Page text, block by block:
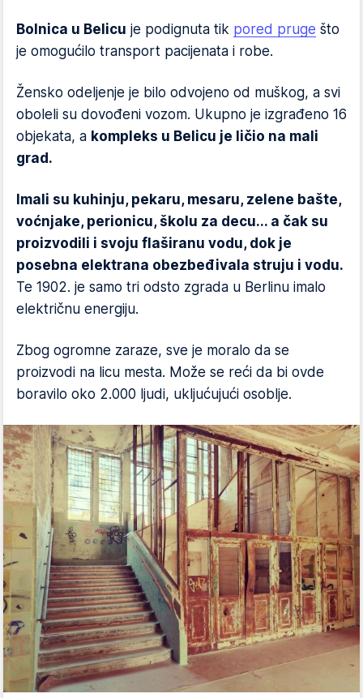
Bolnica u Belicu je podignuta tik pored pruge što
je omogućilo transport pacijenata i robe.
Žensko odeljenje je bilo odvojeno od muškog, a svi
oboleli su dovođeni vozom. Ukupno je izgrađeno 16
objekata, a kompleks u Belicu je ličio na mali
grad.
Imali su kuhinju, pekaru, mesaru, zelene bašte,
voćnjake, perionicu, školu za decu... a čak su
proizvodili i svoju flaširanu vodu, dok je
posebna elektrana obezbeđivala struju i vodu.
Te 1902. je samo tri odsto zgrada u Berlinu imalo
električnu energiju.
Zbog ogromne zaraze, sve je moralo da se
proizvodi na licu mesta. Može se reći da bi ovde
boravilo oko 2.000 ljudi, ukljućujući osoblje.